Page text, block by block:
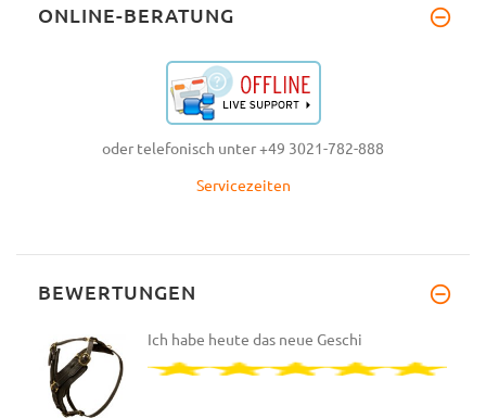
ONLINE-BERATUNG
oder telefonisch unter +49 3021-782-888
Servicezeiten
BEWERTUNGEN
Ich habe heute das neue Geschi